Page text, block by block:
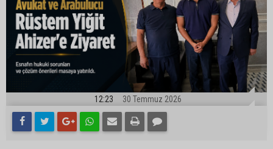
12:23 30 Temmuz 2026